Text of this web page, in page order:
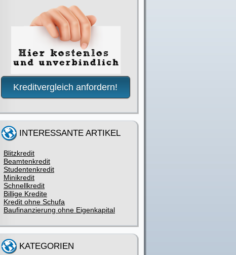
Kreditvergleich anfordern!
INTERESSANTE ARTIKEL
Blitzkredit
Beamtenkredit
Studentenkredit
Minikredit
Schnellkredit
Billige Kredite
Kredit ohne Schufa
Baufinanzierung ohne Eigenkapital
KATEGORIEN